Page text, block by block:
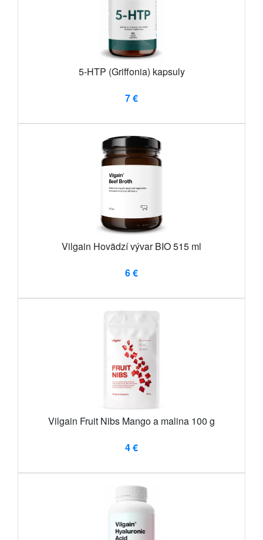
5-HTP (Griffonia) kapsuly
7 €
Vilgain Hovädzí vývar BIO 515 ml
6 €
Vilgain Fruit Nibs Mango a malina 100 g
4 €